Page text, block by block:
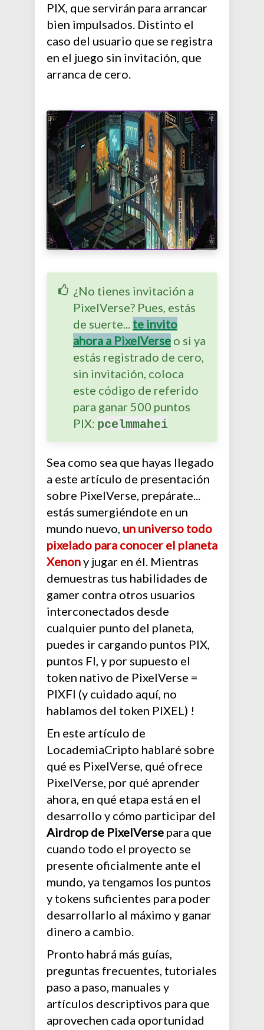
PIX, que servirán para arrancar
bien impulsados. Distinto el
caso del usuario que se registra
en el juego sin invitación, que
arranca de cero.
¿No tienes invitación a
PixelVerse? Pues, estás
de suerte... te invito
ahora a PixelVerse o si ya
estás registrado de cero,
sin invitación, coloca
este código de referido
para ganar 500 puntos
PIX: pcelmmahei
Sea como sea que hayas llegado
a este artículo de presentación
sobre PixelVerse, prepárate...
estás sumergiéndote en un
mundo nuevo, un universo todo
pixelado para conocer el planeta
Xenony jugar en él. Mientras
demuestras tus habilidades de
gamer contra otros usuarios
interconectados desde
cualquier punto del planeta,
puedes ir cargando puntos PIX,
puntos FI, y por supuesto el
token nativo de PixelVerse =
PIXFI (y cuidado aquí, no
hablamos del token PIXEL) !
En este artículo de
LocademiaCripto hablaré sobre
qué es PixelVerse, qué ofrece
PixelVerse, por qué aprender
ahora, en qué etapa está en el
desarrollo y cómo participar del
Airdrop de PixelVerse para que
cuando todo el proyecto se
presente oficialmente ante el
mundo, ya tengamos los puntos
y tokens suficientes para poder
desarrollarlo al máximo y ganar
dinero a cambio.
Pronto habrá más guías,
preguntas frecuentes, tutoriales
paso a paso, manuales y
artículos descriptivos para que
aprovechen cada oportunidad